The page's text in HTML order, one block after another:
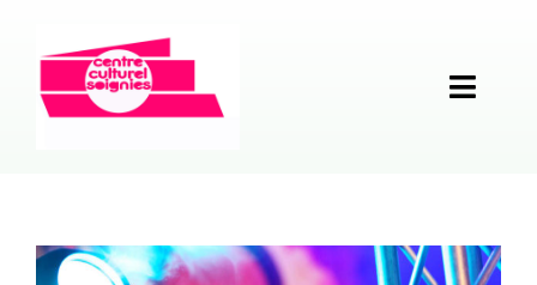
contenu
Toggle
Calendrier des événements
Opérations